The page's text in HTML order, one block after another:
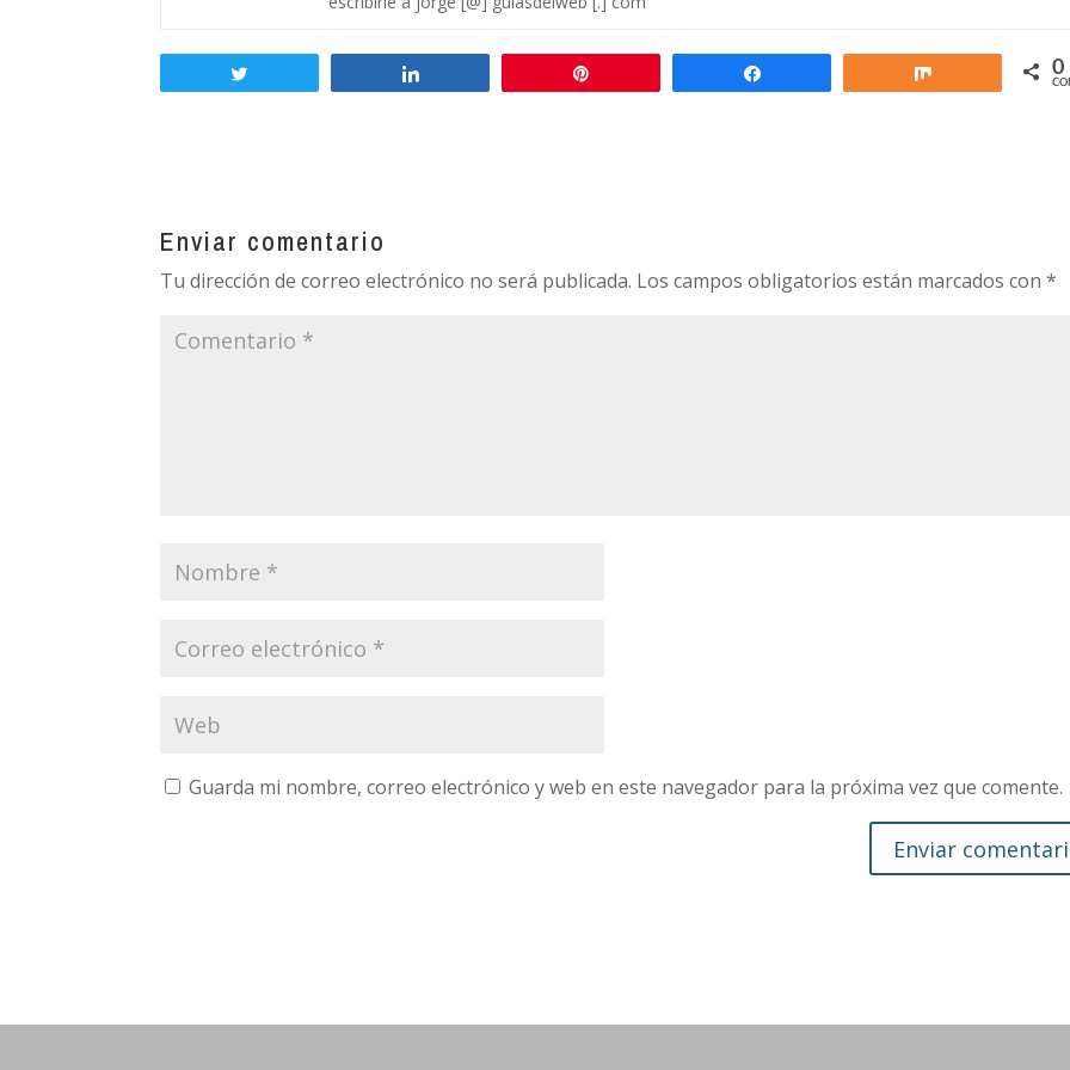
0
Enviar comentario
Tu dirección de correo electrónico no será publicada. Los campos obligatorios están marcados con*
Guarda mi nombre, correo electrónico y web en este navegador para la próxima vez que comente.